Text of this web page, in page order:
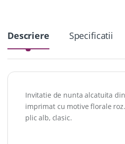
Descriere Specificatii
Invitatie de nunta alcatuita
imprimat cu motive florale
plic alb, clasic.